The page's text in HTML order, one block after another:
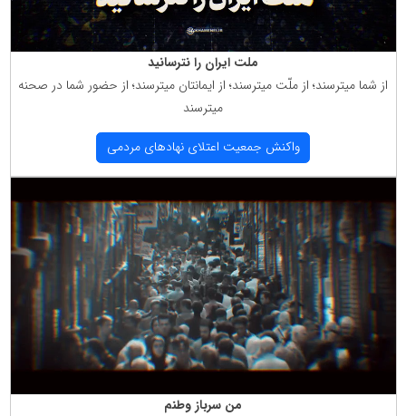
ملت ایران را نترسانید
از شما میترسند؛ از ملّت میترسند؛ از ایمانتان میترسند؛ از حضور شما در صحنه
میترسند
واكنش جمعیت اعتلای نهادهای مردمی
من سرباز وطنم